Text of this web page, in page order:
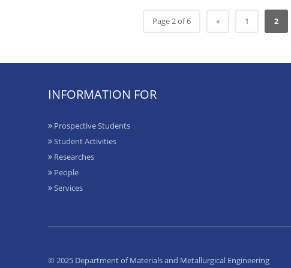
Page 2 of 6 « 1 2
INFORMATION FOR
Prospective Students
Student Activities
Researches
People
Services
© 2025 Department of Materials and Metallurgical Engineering